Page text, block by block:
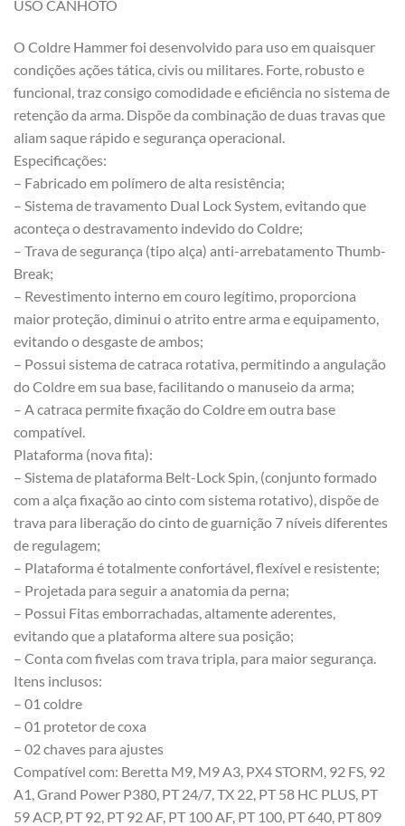
USO CANHOTO
O Coldre Hammer foi desenvolvido para uso em quaisquer
condições ações tática, civis ou militares. Forte, robusto e
funcional, traz consigo comodidade e eficiência no sistema de
retenção da arma. Dispõe da combinação de duas travas que
aliam saque rápido e segurança operacional.
Especificações:
– Fabricado em polímero de alta resistência;
– Sistema de travamento Dual Lock System, evitando que
aconteça o destravamento indevido do Coldre;
– Trava de segurança (tipo alça) anti-arrebatamento Thumb-
Break;
– Revestimento interno em couro legítimo, proporciona
maior proteção, diminui o atrito entre arma e equipamento,
evitando o desgaste de ambos;
– Possui sistema de catraca rotativa, permitindo a angulação
do Coldre em sua base, facilitando o manuseio da arma;
– A catraca permite fixação do Coldre em outra base
compatível.
Plataforma (nova fita):
– Sistema de plataforma Belt-Lock Spin, (conjunto formado
com a alça fixação ao cinto com sistema rotativo), dispõe de
trava para liberação do cinto de guarnição 7 níveis diferentes
de regulagem;
– Plataforma é totalmente confortável, flexível e resistente;
– Projetada para seguir a anatomia da perna;
– Possui Fitas emborrachadas, altamente aderentes,
evitando que a plataforma altere sua posição;
– Conta com fivelas com trava tripla, para maior segurança.
Itens inclusos:
– 01 coldre
– 01 protetor de coxa
– 02 chaves para ajustes
Compatível com: Beretta M9, M9 A3, PX4 STORM, 92 FS, 92
A1, Grand Power P380, PT 24/7, TX 22, PT 58 HC PLUS, PT
59 ACP, PT 92, PT 92 AF, PT 100 AF, PT 100, PT 640, PT 809